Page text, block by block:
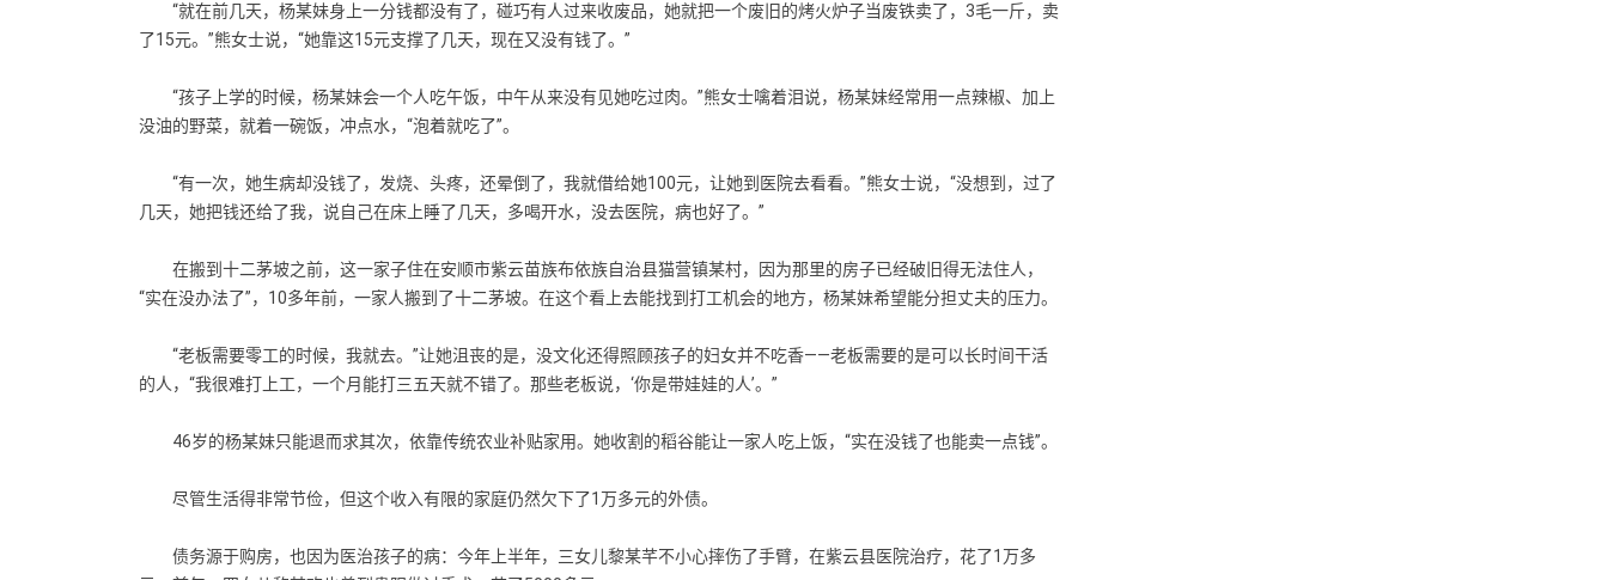
“就在前几天，杨某妹身上一分钱都没有了，碰巧有人过来收废品，她就把一个废旧的烤火炉子当废铁卖了，3毛一斤，卖
了15元。”熊女士说，“她靠这15元支撑了几天，现在又没有钱了。”
“孩子上学的时候，杨某妹会一个人吃午饭，中午从来没有见她吃过肉。”熊女士噙着泪说，杨某妹经常用一点辣椒、加上
没油的野菜，就着一碗饭，冲点水，“泡着就吃了”。
“有一次，她生病却没钱了，发烧、头疼，还晕倒了，我就借给她100元，让她到医院去看看。”熊女士说，“没想到，过了
几天，她把钱还给了我，说自己在床上睡了几天，多喝开水，没去医院，病也好了。”
在搬到十二茅坡之前，这一家子住在安顺市紫云苗族布依族自治县猫营镇某村，因为那里的房子已经破旧得无法住人，
“实在没办法了”，10多年前，一家人搬到了十二茅坡。在这个看上去能找到打工机会的地方，杨某妹希望能分担丈夫的压力。
“老板需要零工的时候，我就去。”让她沮丧的是，没文化还得照顾孩子的妇女并不吃香——老板需要的是可以长时间干活
的人，“我很难打上工，一个月能打三五天就不错了。那些老板说，‘你是带娃娃的人’。”
46岁的杨某妹只能退而求其次，依靠传统农业补贴家用。她收割的稻谷能让一家人吃上饭，“实在没钱了也能卖一点钱”。
尽管生活得非常节俭，但这个收入有限的家庭仍然欠下了1万多元的外债。
债务源于购房，也因为医治孩子的病：今年上半年，三女儿黎某芊不小心摔伤了手臂，在紫云县医院治疗，花了1万多